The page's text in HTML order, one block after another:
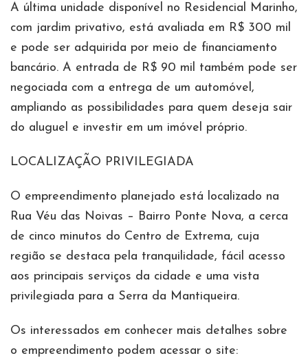
A última unidade disponível no Residencial Marinho,
com jardim privativo, está avaliada em R$ 300 mil
e pode ser adquirida por meio de financiamento
bancário. A entrada de R$ 90 mil também pode ser
negociada com a entrega de um automóvel,
ampliando as possibilidades para quem deseja sair
do aluguel e investir em um imóvel próprio.
LOCALIZAÇÃO PRIVILEGIADA
O empreendimento planejado está localizado na
Rua Véu das Noivas – Bairro Ponte Nova, a cerca
de cinco minutos do Centro de Extrema, cuja
região se destaca pela tranquilidade, fácil acesso
aos principais serviços da cidade e uma vista
privilegiada para a Serra da Mantiqueira.
Os interessados em conhecer mais detalhes sobre
o empreendimento podem acessar o site: